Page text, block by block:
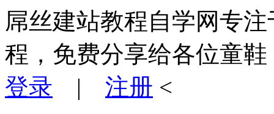
屌丝建站教程自学网专
程，免费分享给各位童
登录 | 注册 <